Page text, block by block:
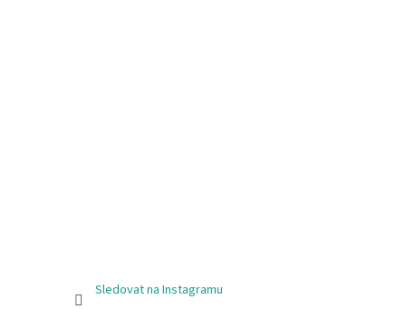
Sledovat na Instagramu